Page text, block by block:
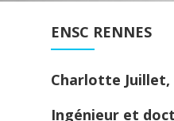
ENSC RENNES
Charlotte Juillet,
Ingénieur et